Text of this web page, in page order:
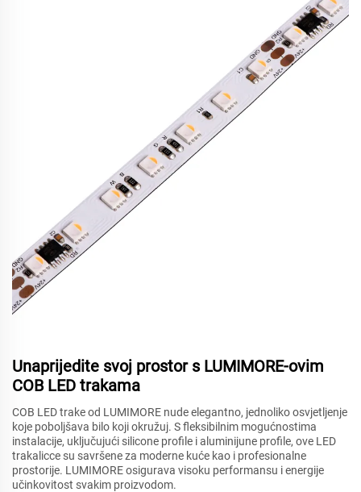
Unaprijedite svoj prostor s LUMIMORE-ovim
COB LED trakama
COB LED trake od LUMIMORE nude elegantno, jednoliko osvjetljenje
koje poboljšava bilo koji okružuj. S fleksibilnim mogućnostima
instalacije, uključujući silicone profile i aluminijune profile, ove LED
trakalicce su savršene za moderne kuće kao i profesionalne
prostorije. LUMIMORE osigurava visoku performansu i energije
učinkovitost svakim proizvodom.